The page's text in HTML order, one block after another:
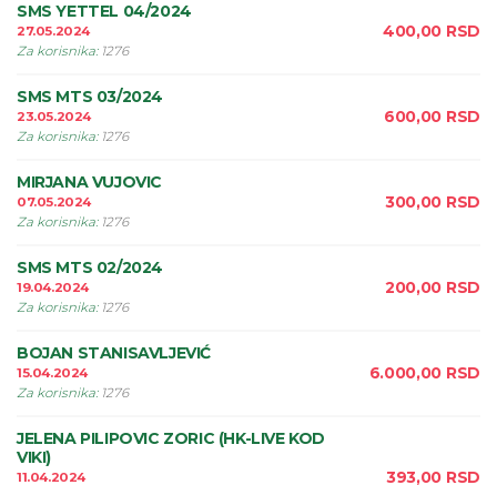
SMS YETTEL 04/2024
27.05.2024
Za korisnika: 1276
400,00 RSD
SMS MTS 03/2024
23.05.2024
Za korisnika: 1276
600,00 RSD
MIRJANA VUJOVIC
07.05.2024
Za korisnika: 1276
300,00 RSD
SMS MTS 02/2024
19.04.2024
Za korisnika: 1276
200,00 RSD
BOJAN STANISAVLJEVIĆ
15.04.2024
Za korisnika: 1276
6.000,00 RSD
JELENA PILIPOVIC ZORIC (HK-LIVE KOD
VIKI)
11.04.2024 393,00 RSD